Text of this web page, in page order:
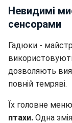
Невидимі
сенсорами
Гадюки -
дозволяють
повній темряві.
Їх головне
птахи. Одна